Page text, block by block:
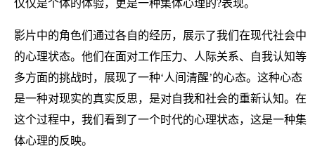
仅仅是个体的体验，更是一种集体心理的?表现。
影片中的角色们通过各自的经历，展示了我们在现代社会中
的心理状态。他们在面对工作压力、人际关系、自我认知等
多方面的挑战时，展现了一种‘人间清醒’的心态。这种心态
是一种对现实的真实反思，是对自我和社会的重新认知。在
这个过程中，我们看到了一个时代的心理状态，这是一种集
体心理的反映。